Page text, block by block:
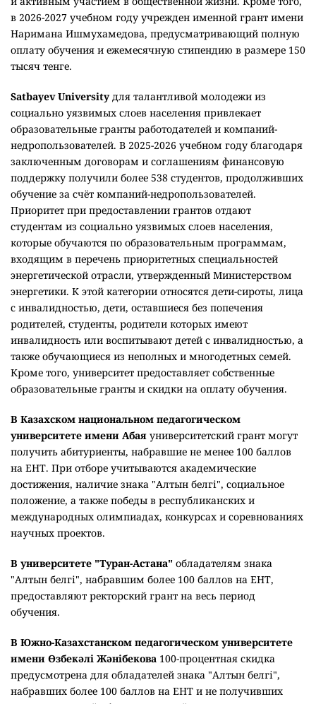
внутренних олимпиад IQanat High School of Burabay.
Атырауский университет нефти и газа имени
С.Утебаевадля поддержки талантливых абитуриентов
выделил 20 ректорских образовательных грантов. Они
общеобразовательным предметам, а также выпускников
школ "Зерделі". Инициатива направлена на поддержку
талантливой молодежи, создание дополнительных
возможностей для получения качественного высшего
образования и профессионального развития.
Восточно-Казахстанский университет имени Сарсена
Аманжоловапредусмотрел 12 собственных
образовательных грантов, аРудненский
индустриальный университет– 10 ректорских грантов
для детей-сирот, детей, оставшихся без попечения
родителей, а также абитуриентов из малообеспеченных,
неполных и многодетных семей.
В Карагандинском индустриальном университете
действует образовательный грант университета,
позволяющий студентам после первого курса продолжить
обучение за счёт средств вуза. Грант предоставляют
обучающимся с высокими академическими результатами
в 2026-2027 учебном году учрежден именной грант имени
Наримана Ишмухамедова, предусматривающий полную
оплату обучения и ежемесячную стипендию в размере 150
тысяч тенге.
Satbayev Universityдля талантливой молодежи из
социально уязвимых слоев населения привлекает
образовательные гранты работодателей и компаний-
заключенным договорам и соглашениям финансовую
поддержку получили более 538 студентов, продолживших
обучение за счёт компаний-недропользователей.
Приоритет при предоставлении грантов отдают
которые обучаются по образовательным программам,
входящим в перечень приоритетных специальностей
энергетической отрасли, утвержденный Министерством
энергетики. К этой категории относятся дети-сироты, лица